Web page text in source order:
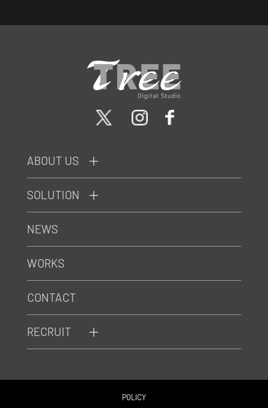
ABOUT US
SOLUTION
RECRUIT
NEWS
WORKS
CONTACT
POLICY